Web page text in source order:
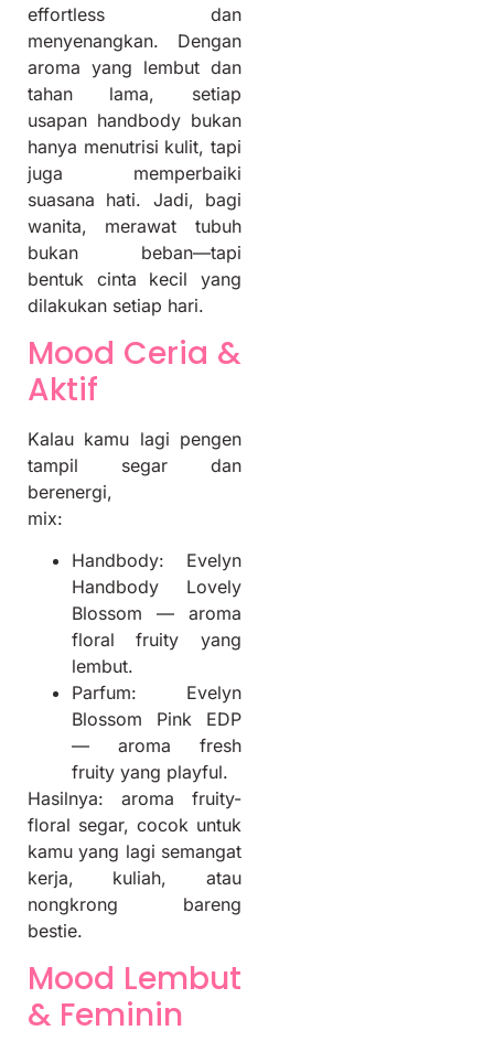
effortless dan
menyenangkan. Dengan
aroma yang lembut dan
tahan lama, setiap
usapan handbody bukan
hanya menutrisi kulit, tapi
juga memperbaiki
suasana hati. Jadi, bagi
wanita, merawat tubuh
bukan beban—tapi
bentuk cinta kecil yang
dilakukan setiap hari.
Mood Ceria &
Aktif
Kalau kamu lagi pengen
tampil segar dan
berenergi,
mix:
Handbody: Evelyn
Handbody Lovely
Blossom — aroma
floral fruity yang
lembut.
Parfum: Evelyn
Blossom Pink EDP
— aroma fresh
fruity yang playful.
Hasilnya: aroma fruity-
floral segar, cocok untuk
kamu yang lagi semangat
kerja, kuliah, atau
nongkrong bareng
bestie.
Mood Lembut
& Feminin